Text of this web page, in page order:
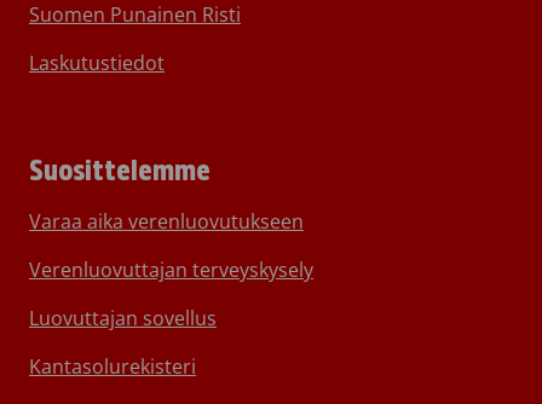
Suomen Punainen Risti
Laskutustiedot
Suosittelemme
Varaa aika verenluovutukseen
Verenluovuttajan terveyskysely
Luovuttajan sovellus
Kantasolurekisteri